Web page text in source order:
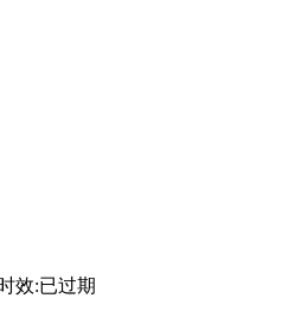
效:已过期